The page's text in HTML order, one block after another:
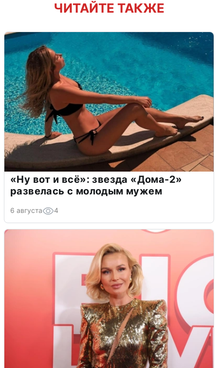
ЧИТАЙТЕ ТАКЖЕ
«Ну вот и всё»: звезда «Дома-2»
развелась с молодым мужем
6 августа 4